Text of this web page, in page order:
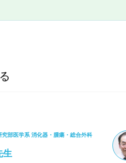
究部医学系 消化器・腫瘍・総合外科
生